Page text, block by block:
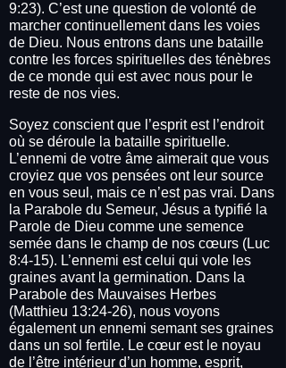
9:23). C’est une question de volonté de
marcher continuellement dans les voies
de Dieu. Nous entrons dans une bataille
contre les forces spirituelles des ténèbres
de ce monde qui est avec nous pour le
reste de nos vies.
Soyez conscient que l’esprit est l’endroit
où se déroule la bataille spirituelle.
L’ennemi de votre âme aimerait que vous
croyiez que vos pensées ont leur source
en vous seul, mais ce n’est pas vrai. Dans
la Parabole du Semeur, Jésus a typifié la
Parole de Dieu comme une semence
semée dans le champ de nos cœurs (Luc
8:4-15). L’ennemi est celui qui vole les
graines avant la germination. Dans la
Parabole des Mauvaises Herbes
(Matthieu 13:24-26), nous voyons
également un ennemi semant ses graines
dans un sol fertile. Le cœur est le noyau
de l’être intérieur d’un homme, esprit,